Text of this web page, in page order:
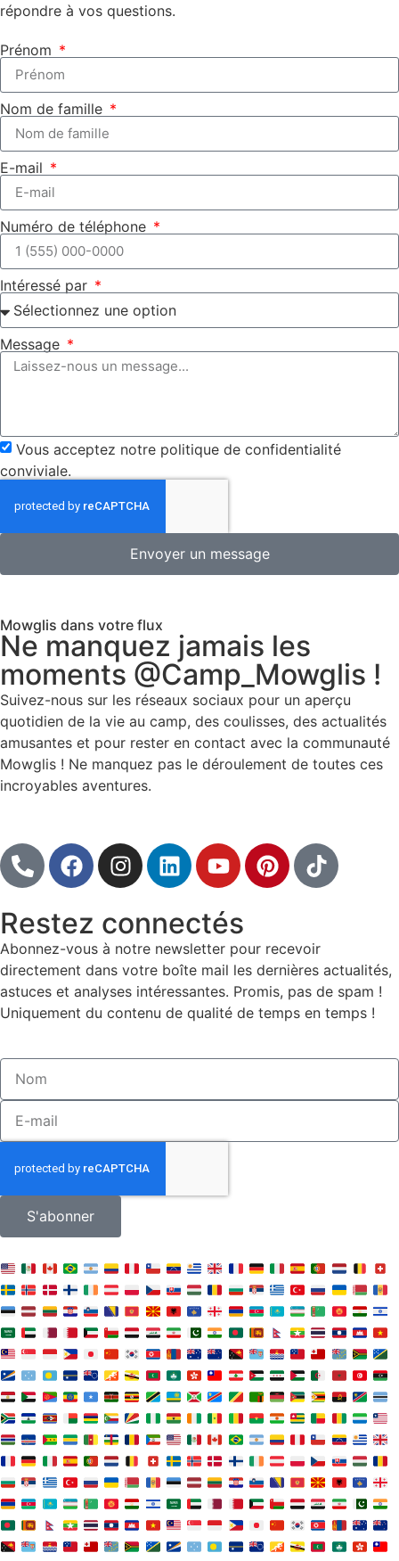
répondre à vos questions.
Prénom
Nom de famille
E-mail
Numéro de téléphone
Intéressé par
Message
Vous acceptez notre politique de confidentialité
conviviale.
Envoyer un message
Mowglis dans votre flux
Ne manquez jamais les
moments @Camp_Mowglis !
Suivez-nous sur les réseaux sociaux pour un aperçu
quotidien de la vie au camp, des coulisses, des actualités
amusantes et pour rester en contact avec la communauté
Mowglis ! Ne manquez pas le déroulement de toutes ces
incroyables aventures.
Restez connectés
Abonnez-vous à notre newsletter pour recevoir
directement dans votre boîte mail les dernières actualités,
astuces et analyses intéressantes. Promis, pas de spam !
Uniquement du contenu de qualité de temps en temps !
S'abonner